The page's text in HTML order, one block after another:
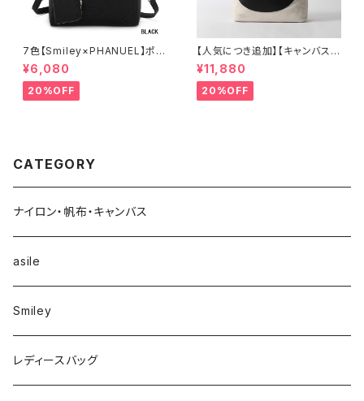
7色【Smiley×PHANUEL】ポー
チ付き、ボストンハンドバッグ シ
ョルダーバッグ 2WAY A8937-
3
¥6,080
20%OFF
【人気につき追加】【キャンバス×
牛革】A4 2way 肩がけ ショル
ダー 縦長トートバッグ レディー
ス 888389
¥11,880
20%OFF
CATEGORY
ナイロン・帆布・キャンバス
asile
Smiley
レディースバッグ